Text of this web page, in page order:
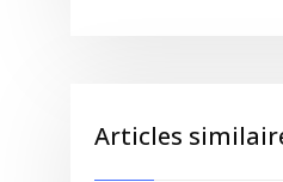
Articles